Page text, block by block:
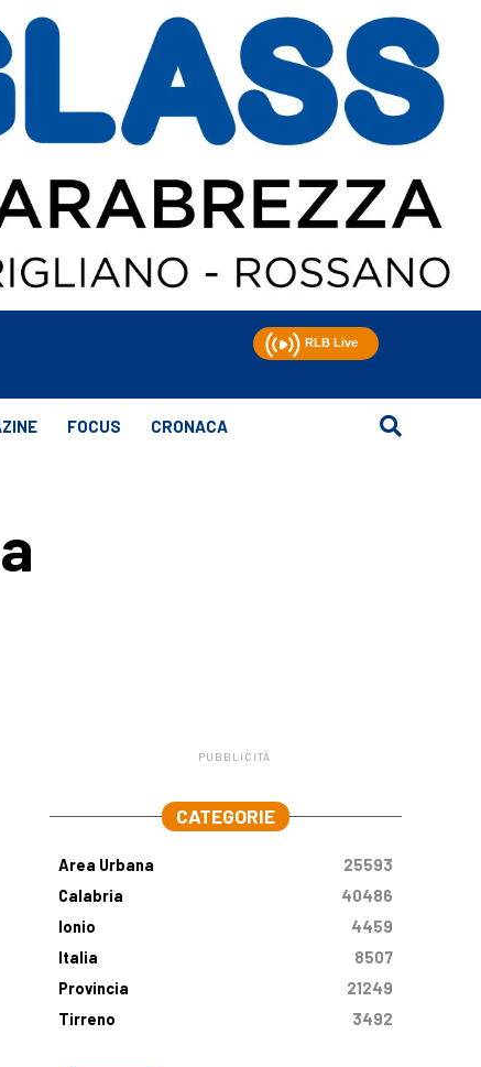
FOCUS CRONACA
PUBBLICITÀ
CATEGORIE
Area Urbana
25593
Calabria
40486
Ionio
4459
Italia
8507
Provincia
21249
Tirreno
3492